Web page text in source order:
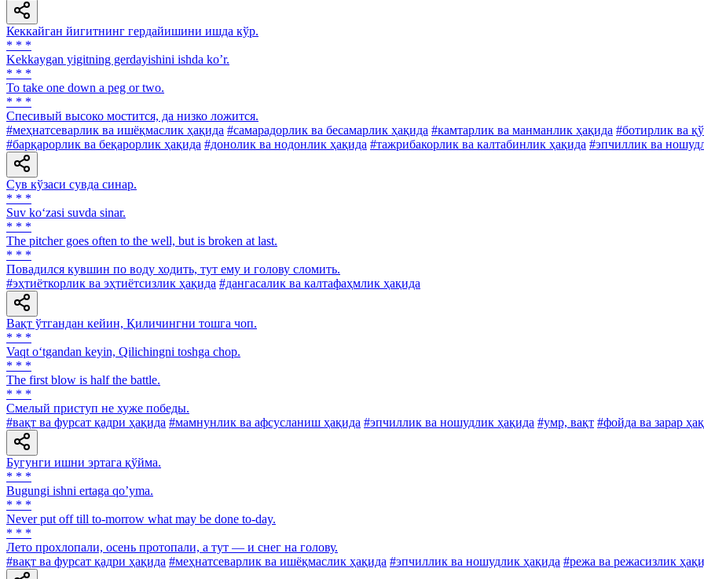
Кеккайган йигитнинг гердайишини ишда кўр.
* * *
Kekkaygan yigitning gerdayishini ishda koʼr.
* * *
To take one down a peg or two.
* * *
Спесивый высоко мостится, да низко ложится.
#меҳнатсеварлик ва ишёқмаслик ҳақида #самарадорлик ва бесамарлик ҳақида #камтарлик ва манманлик ҳақида #ботирлик ва
#барқарорлик ва беқарорлик ҳақида #донолик ва нодонлик ҳақида #тажрибакорлик ва калтабинлик ҳақида #эпчиллик ва
Сув кўзаси сувда синар.
* * *
Suv ko‘zasi suvda sinar.
* * *
The pitcher goes often to the well, but is broken at last.
* * *
Повадился кувшин по воду ходить, тут ему и голову сломить.
#эҳтиёткорлик ва эҳтиётсизлик ҳақида #дангасалик ва калтафаҳмлик ҳақида
Вақт ўтгандан кейин, Қиличингни тошга чоп.
* * *
Vaqt o‘tgandan keyin, Qilichingni toshga chop.
* * *
The first blow is half the battle.
* * *
Смелый приступ не хуже победы.
#вақт ва фурсат қадри ҳақида #мамнунлик ва афсусланиш ҳақида #эпчиллик ва ношудлик ҳақида #умр, вақт #фойда ва зарар
Бугунги ишни эртага қўйма.
* * *
Bugungi ishni ertaga qoʼyma.
* * *
Never put off till to-morrow what may be done to-day.
* * *
Лето прохлопали, осень протопали, а тут — и снег на голову.
#вақт ва фурсат қадри ҳақида #меҳнатсеварлик ва ишёқмаслик ҳақида #эпчиллик ва ношудлик ҳақида #режа ва режасизлик